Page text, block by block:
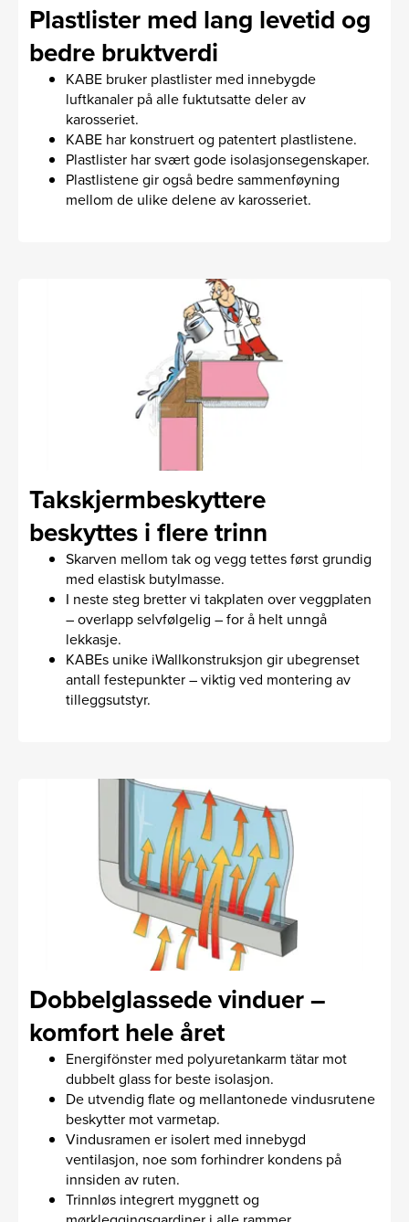
Plastlister med lang levetid og
bedre bruktverdi
KABE bruker plastlister med innebygde
luftkanaler på alle fuktutsatte deler av
karosseriet.
KABE har konstruert og patentert plastlistene.
Plastlister har svært gode isolasjonsegenskaper.
Plastlistene gir også bedre sammenføyning
mellom de ulike delene av karosseriet.
Takskjermbeskyttere
beskyttes i flere trinn
Skarven mellom tak og vegg tettes først grundig
med elastisk butylmasse.
I neste steg bretter vi takplaten over veggplaten
– overlapp selvfølgelig – for å helt unngå
lekkasje.
KABEs unike iWall­konstruksjon gir ubegrenset
antall festepunkter – viktig ved montering av
tilleggsutstyr.
Dobbelglassede vinduer –
komfort hele året
Energifönster med polyuretankarm tätar mot
dubbelt glass for beste isolasjon.
De utvendig flate og mellantonede vindus­rutene
beskytter mot varmetap.
Vindusramen er isolert med innebygd
ventilasjon, noe som forhindrer kondens på
innsiden av ruten.
Trinnløs integrert myggnett og